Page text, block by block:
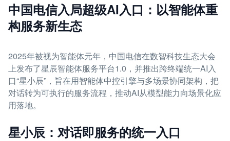
中国电信入局超级AI入口：以智能体重
构服务新生态
2025年被视为智能体元年，中国电信在数智科技生态大会
上发布了星辰智能体服务平台1.0，并推出跨终端统一AI入
口“星小辰”，旨在用智能体中控引擎与多场景协同架构，把
对话转为可执行的服务流程，推动AI从模型能力向场景化应
用落地。
星小辰：对话即服务的统一入口